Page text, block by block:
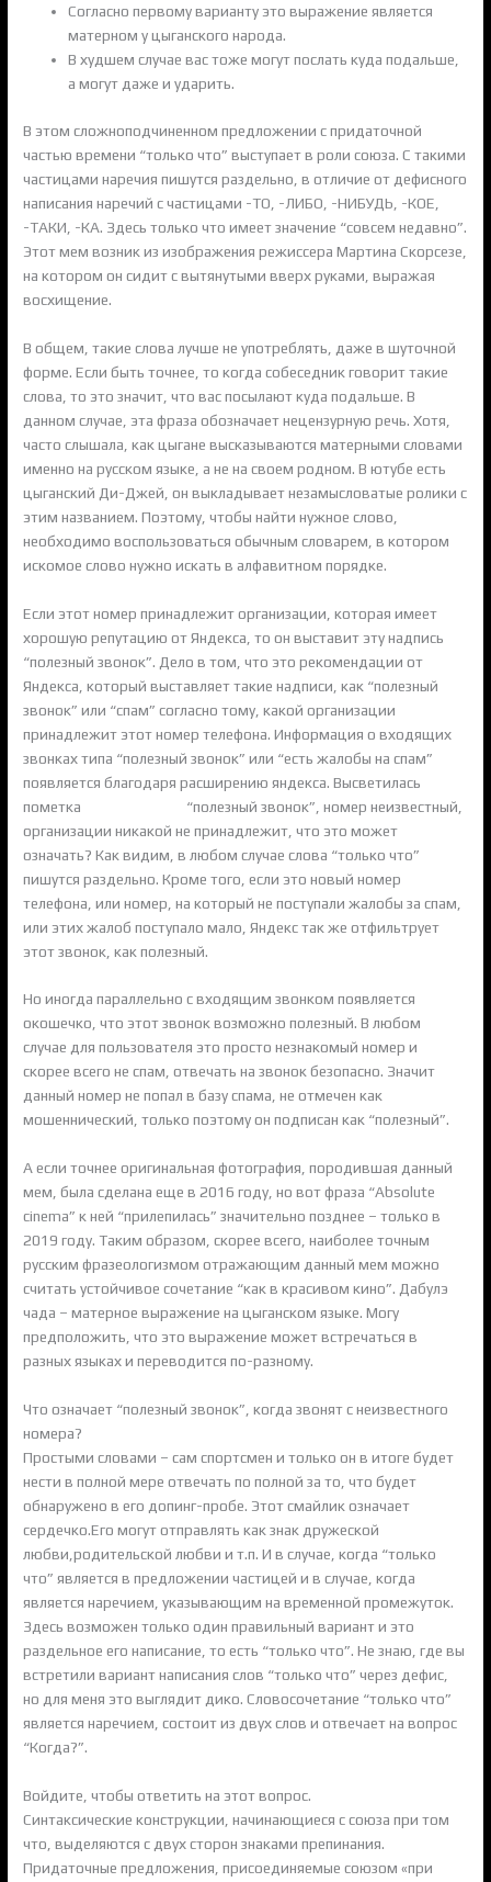
Согласно первому варианту это выражение является
матерном у цыганского народа.
В худшем случае вас тоже могут послать куда подальше,
а могут даже и ударить.
В этом сложноподчиненном предложении с придаточной
частью времени “только что” выступает в роли союза. С такими
частицами наречия пишутся раздельно, в отличие от дефисного
написания наречий с частицами -ТО, -ЛИБО, -НИБУДЬ, -КОЕ,
-ТАКИ, -КА. Здесь только что имеет значение “совсем недавно”.
Этот мем возник из изображения режиссера Мартина Скорсезе,
на котором он сидит с вытянутыми вверх руками, выражая
восхищение.
В общем, такие слова лучше не употреблять, даже в шуточной
форме. Если быть точнее, то когда собеседник говорит такие
слова, то это значит, что вас посылают куда подальше. В
данном случае, эта фраза обозначает нецензурную речь. Хотя,
часто слышала, как цыгане высказываются матерными словами
именно на русском языке, а не на своем родном. В ютубе есть
цыганский Ди-Джей, он выкладывает незамысловатые ролики с
этим названием. Поэтому, чтобы найти нужное слово,
необходимо воспользоваться обычным словарем, в котором
искомое слово нужно искать в алфавитном порядке.
Если этот номер принадлежит организации, которая имеет
хорошую репутацию от Яндекса, то он выставит эту надпись
“полезный звонок”. Дело в том, что это рекомендации от
Яндекса, который выставляет такие надписи, как “полезный
звонок” или “спам” согласно тому, какой организации
принадлежит этот номер телефона. Информация о входящих
звонках типа “полезный звонок” или “есть жалобы на спам”
появляется благодаря расширению яндекса. Высветилась
пометка
“полезный звонок”, номер неизвестный,
организации никакой не принадлежит, что это может
означать? Как видим, в любом случае слова “только что”
пишутся раздельно. Кроме того, если это новый номер
телефона, или номер, на который не поступали жалобы за спам,
или этих жалоб поступало мало, Яндекс так же отфильтрует
этот звонок, как полезный.
Но иногда параллельно с входящим звонком появляется
окошечко, что этот звонок возможно полезный. В любом
случае для пользователя это просто незнакомый номер и
скорее всего не спам, отвечать на звонок безопасно. Значит
данный номер не попал в базу спама, не отмечен как
мошеннический, только поэтому он подписан как “полезный”.
А если точнее оригинальная фотография, породившая данный
мем, была сделана еще в 2016 году, но вот фраза “Absolute
cinema” к ней “прилепилась” значительно позднее – только в
2019 году. Таким образом, скорее всего, наиболее точным
русским фразеологизмом отражающим данный мем можно
считать устойчивое сочетание “как в красивом кино”. Дабулэ
чада – матерное выражение на цыганском языке. Могу
предположить, что это выражение может встречаться в
разных языках и переводится по-разному.
Что означает “полезный звонок”, когда звонят с неизвестного
номера?
Простыми словами – сам спортсмен и только он в итоге будет
нести в полной мере отвечать по полной за то, что будет
обнаружено в его допинг-пробе. Этот смайлик означает
сердечко.Его могут отправлять как знак дружеской
любви,родительской любви и т.п. И в случае, когда “только
что” является в предложении частицей и в случае, когда
является наречием, указывающим на временной промежуток.
Здесь возможен только один правильный вариант и это
раздельное его написание, то есть “только что”. Не знаю, где вы
встретили вариант написания слов “только что” через дефис,
но для меня это выглядит дико. Словосочетание “только что”
является наречием, состоит из двух слов и отвечает на вопрос
“Когда?”.
Войдите, чтобы ответить на этот вопрос.
Синтаксические конструкции, начинающиеся с союза при том
что, выделяются с двух сторон знаками препинания.
Придаточные предложения, присоединяемые союзом «при